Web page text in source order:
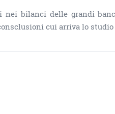
bilanci delle grandi
cui arriva lo